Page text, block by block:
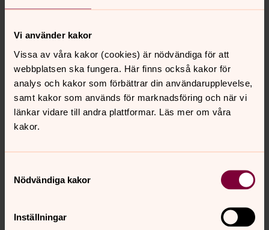
Vi använder kakor
Vissa av våra kakor (cookies) är nödvändiga för att
webbplatsen ska fungera. Här finns också kakor för
analys och kakor som förbättrar din användarupplevelse,
samt kakor som används för marknadsföring och när vi
länkar vidare till andra plattformar. Läs mer om våra
kakor.
Nödvändiga kakor
Inställningar
Tidaholms pastorat.
diakon i Herrljungabygdens församling.
Sofia Melin, Sparsör utanför Borås. Ska arbeta som
diakon i Borås pastorat.
Ulrika Lindgren, Sjömarken utanför Borås. Ska tjänstgöra
som diakon i Fristad församling.
Daniel Avaheden, Ulricehamn. Kommer arbeta första året